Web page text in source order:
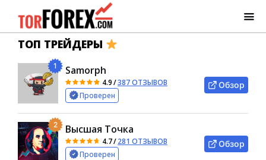
ТОП ТРЕЙДЕРЫ
1 Samorph
4.9/387 ОТЗЫВОВ
Проверен
Обзор
2 Высшая Точка
4.7/281 ОТЗЫВОВ
Проверен
Обзор